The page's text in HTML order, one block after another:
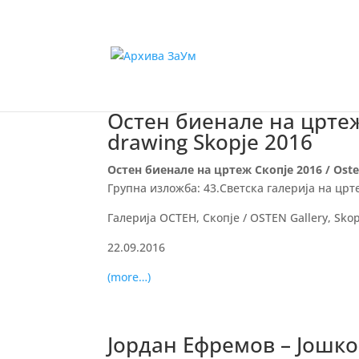
Остен биенале на
drawing Skopje 2016
Остен биенале на цртеж Скопје 2016 /
Групна изложба: 43.Светска галерија на
Галерија ОСТЕН, Скопје / OSTEN Gallery,
22.09.2016
(more…)
Јордан Ефремов –